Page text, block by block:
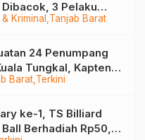
Kriminal Tanjab Barat
3 Pelaku
Barat Terkini
24 Penumpang
Tungkal, Kapten
ke-1, TS Billiard
Berhadiah Rp50,8